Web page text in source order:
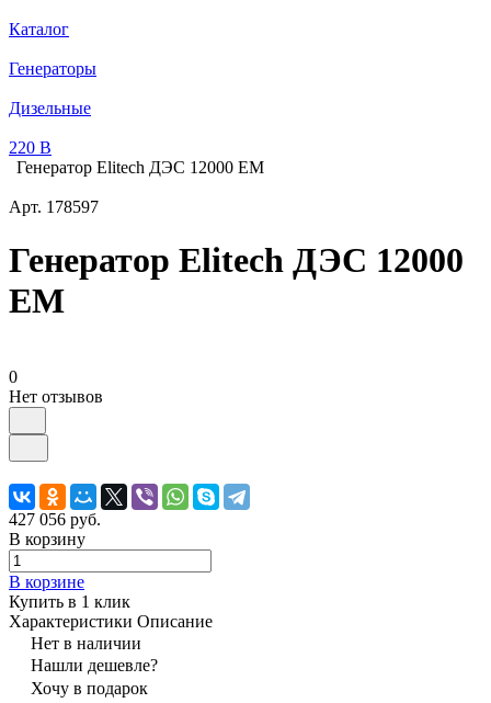
Каталог
Генераторы
Дизельные
220 В
Генератор Elitech ДЭС 12000 ЕM
Арт. 178597
Генератор Elitech ДЭС 12000
ЕM
0
Нет отзывов
427 056 руб.
В корзину
В корзине
Купить в 1 клик
Характеристики Описание
Нет в наличии
Нашли дешевле?
Хочу в подарок